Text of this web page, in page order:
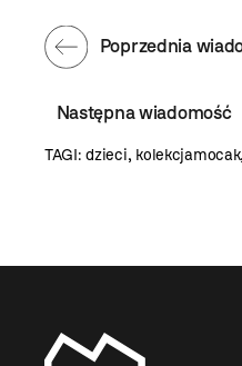
Następna wiadomość
Poprzednia
TAGI:dzieci, kolekcjamocak,